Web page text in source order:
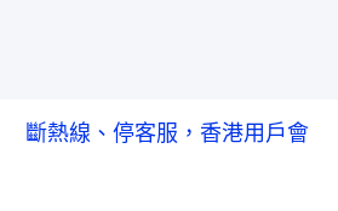
斷熱線、停客服，香港用戶會